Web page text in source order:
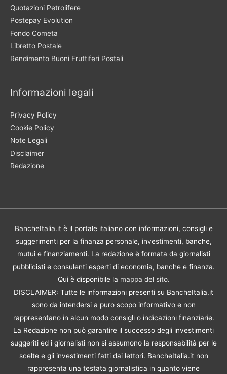
Quotazioni Petrolifere
Postepay Evolution
Fondo Cometa
Libretto Postale
Rendimento Buoni Fruttiferi Postali
Informazioni legali
Privacy Policy
Cookie Policy
Note Legali
Disclaimer
Redazione
BancheItalia.it è il portale italiano con informazioni, consigli e
suggerimenti per la finanza personale, investimenti, banche,
mutui e finanziamenti. La redazione è formata da giornalisti
pubblicisti e consulenti esperti di economia, banche e finanza.
Qui è disponibile la mappa del sito.
DISCLAIMER: Tutte le informazioni presenti su BancheItalia.it
sono da intendersi a puro scopo informativo e non
rappresentano in alcun modo consigli o indicazioni finanziarie.
La Redazione non può garantire il successo degli investimenti
suggeriti ed i giornalisti non si assumono la responsabilità per le
scelte e gli investimenti fatti dai lettori. BancheItalia.it non
rappresenta una testata giornalistica in quanto viene